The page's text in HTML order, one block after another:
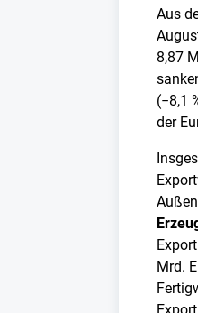
Aus
8,87
(−8,1
der
Mrd.